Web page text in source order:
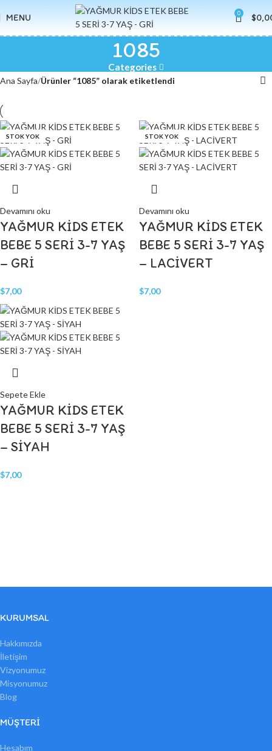
MENU 0 $
1085
Categories
Ana Sayfa Ürünler “1085” olarak etiketlendi
STOK YOK
Devamını oku
YAĞMUR KİDS ETEK
BEBE 5 SERİ 3-7 YAŞ
– GRİ
$7,00
STOK YOK
Devamını oku
YAĞMUR KİDS ETEK
BEBE 5 SERİ 3-7 YAŞ
– LACİVERT
$7,00
Sepete Ekle
YAĞMUR KİDS ETEK
BEBE 5 SERİ 3-7 YAŞ
– SİYAH
$7,00
KURUMSAL
Hakkımızda
İletişim
Vizyonumuz
Misyonumuz
Blog
MÜŞTERI
Hesabım